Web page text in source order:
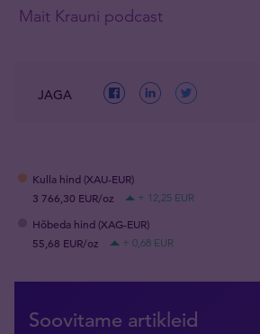
Mait Krauni podcast
JAGA
Kulla hind (XAU-EUR)
3 766,30 EUR/oz
+ 12,25 EUR
Hõbeda hind (XAG-EUR)
55,68 EUR/oz
+ 0,68 EUR
Soovitame artikleid